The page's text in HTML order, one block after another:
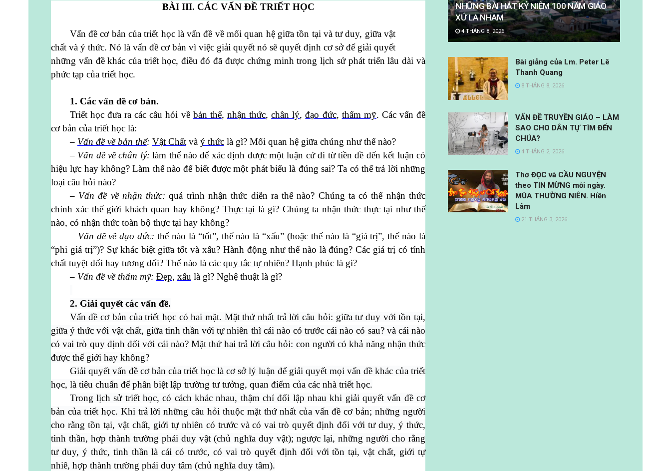
BÀI III. CÁC VẤN ĐỀ TRIẾT HỌC
Vấn đề cơ bản của triết học là vấn đề về mối quan hệ giữa tồn tại và tư duy, giữa vật
chất và ý thức. Nó là vấn đề cơ bản vì việc giải quyết nó sẽ quyết định cơ sở để giải quyết
những vấn đề khác của triết học, điều đó đã được chứng minh trong lịch sử phát triển lâu dài và
phức tạp của triết học.
1. Các vấn đề cơ bản.
Triết học đưa ra các câu hỏi về bản thể, nhận thức,chân lý,đạo đức, thẩm mỹ. Các vấn đề
cơ bản của triết học là:
– Vấn đề về bản thể: Vật Chấtvà ý thứclà gì? Mối quan hệ giữa chúng như thế nào?
– Vấn đề về chân lý:làm thế nào để xác định được một luận cứ đi từ tiền đề đến kết luận có
hiệu lực hay không? Làm thế nào để biết được một phát biểu là đúng sai? Ta có thể trả lời những
loại câu hỏi nào?
– Vấn đề về nhận thức: quá trình nhận thức diễn ra thế nào? Chúng ta có thể nhận thức
chính xác thế giới khách quan hay không? Thực tại là gì? Chúng ta nhận thức thực tại như thế
nào, có nhận thức toàn bộ thực tại hay không?
– Vấn đề về đạo đức: thế nào là “tốt”, thế nào là “xấu” (hoặc thế nào là “giá trị”, thế nào là
“phi giá trị”)? Sự khác biệt giữa tốt và xấu? Hành động như thế nào là đúng? Các giá trị có tính
chất tuyệt đối hay tương đối? Thế nào là các quy tắc tự nhiên? Hạnh phúc là gì?
– Vấn đề về thẩm mỹ: Đẹp, xấu là gì? Nghệ thuật là gì?
2. Giải quyết các vấn đề.
Vấn đề cơ bản của triết học có hai mặt. Mặt thứ nhất trả lời câu hỏi: giữa tư duy với tồn tại,
giữa ý thức với vật chất, giữa tinh thần với tự nhiên thì cái nào có trước cái nào có sau? và cái nào
có vai trò quy định đối với cái nào? Mặt thứ hai trả lời câu hỏi: con người có khả năng nhận thức
được thế giới hay không?
Giải quyết vấn đề cơ bản của triết học là cơ sở lý luận để giải quyết mọi vấn đề khác của triết
học, là tiêu chuẩn để phân biệt lập trường tư tưởng, quan điểm của các nhà triết học.
Trong lịch sử triết học, có cách khác nhau, thậm chí đối lập nhau khi giải quyết vấn đề cơ
bản của triết học. Khi trả lời những câu hỏi thuộc mặt thứ nhất của vấn đề cơ bản; những người
cho rằng tồn tại, vật chất, giới tự nhiên có trước và có vai trò quyết định đối với tư duy, ý thức,
tinh thần, hợp thành trường phái duy vật (chủ nghĩa duy vật); ngược lại, những người cho rằng
tư duy, ý thức, tinh thần là cái có trước, có vai trò quyết định đối với tồn tại, vật chất, giới tự
nhiê, hợp thành trường phái duy tâm (chủ nghĩa duy tâm).
NHỮNG BÀI HÁT KỶ NIỆM 100 NĂM GIÁO
XỨ LA NHAM
4 THÁNG 8, 2026
Bài giảng của Lm. Peter Lê
Thanh Quang
8 THÁNG 8, 2026
VẤN ĐỀ TRUYỀN GIÁO – LÀM
SAO CHO DÂN TỰ TÌM ĐẾN
CHÚA?
4 THÁNG 2, 2026
Thơ ĐỌC và CẦU NGUYỆN
theo TIN MỪNG mỗi ngày.
MÙA THƯỜNG NIÊN. Hiền
Lâm
21 THÁNG 3, 2026